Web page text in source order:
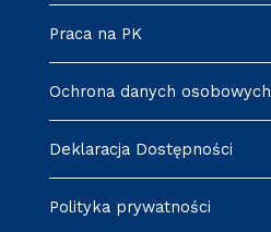
Praca na PK
Ochrona danych osobowych
Deklaracja Dostępności
Polityka prywatności